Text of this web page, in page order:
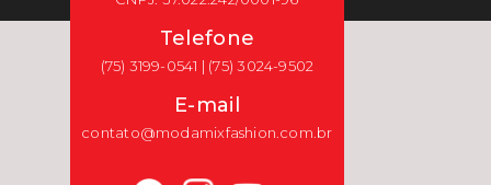
Telefone
(75) 3199-0541 | (75) 3024-9502
E-mail
contato@modamixfashion.com.br